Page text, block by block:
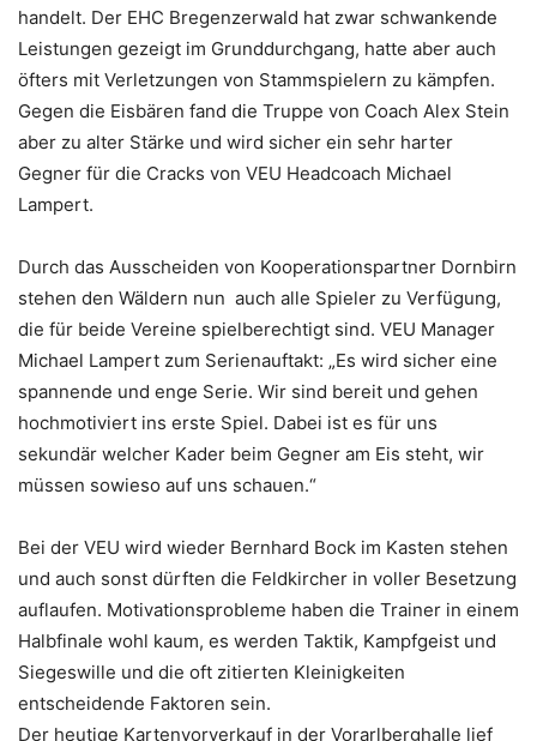
handelt. Der EHC Bregenzerwald hat zwar schwankende
Leistungen gezeigt im Grunddurchgang, hatte aber auch
öfters mit Verletzungen von Stammspielern zu kämpfen.
Gegen die Eisbären fand die Truppe von Coach Alex Stein
aber zu alter Stärke und wird sicher ein sehr harter
Gegner für die Cracks von VEU Headcoach Michael
Lampert.
Durch das Ausscheiden von Kooperationspartner Dornbirn
stehen den Wäldern nun auch alle Spieler zu Verfügung,
die für beide Vereine spielberechtigt sind. VEU Manager
Michael Lampert zum Serienauftakt: „Es wird sicher eine
spannende und enge Serie. Wir sind bereit und gehen
hochmotiviert ins erste Spiel. Dabei ist es für uns
sekundär welcher Kader beim Gegner am Eis steht, wir
müssen sowieso auf uns schauen.“
Bei der VEU wird wieder Bernhard Bock im Kasten stehen
und auch sonst dürften die Feldkircher in voller Besetzung
auflaufen. Motivationsprobleme haben die Trainer in einem
Halbfinale wohl kaum, es werden Taktik, Kampfgeist und
Siegeswille und die oft zitierten Kleinigkeiten
entscheidende Faktoren sein.
Der heutige Kartenvorverkauf in der Vorarlberghalle lief